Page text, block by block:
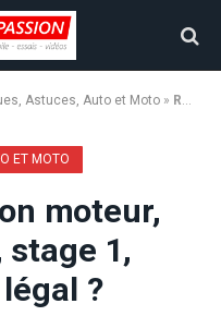
Astuces, Auto et Moto » Reprogrammation moteur, Bio éthanol E85, stage 1, Stage 2 : est-ce légal ?
ET MOTO
moteur,
stage 1,
?